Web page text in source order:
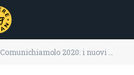
Comunichiamolo 2020: i nuovi manifesti antispecisti